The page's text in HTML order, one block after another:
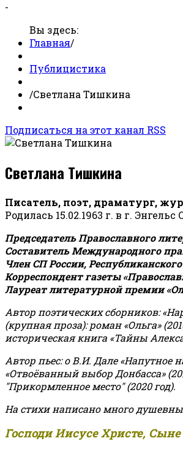
-
Вы здесь:
Главная/
Публицистика
/Светлана Тишкина
Подписаться на этот канал RSS
Светлана Тишкина
Писатель, поэт, драматург,
Родилась 15.02.1963 г. в г.
Председатель Православного
Составитель Международного
Член СП России,
Корреспондент газеты
Лауреат литературной премии
Автор поэтических сборников:
(крупная проза): роман «Ольга»
историческая книга «Тайны
Автор пьес: о В.И. Дале «Напутное
«Отвоёванный выбор Донбасса»
"Прикормленное место" (2020 год).
На стихи написано много
Господи Иисусе Христе,